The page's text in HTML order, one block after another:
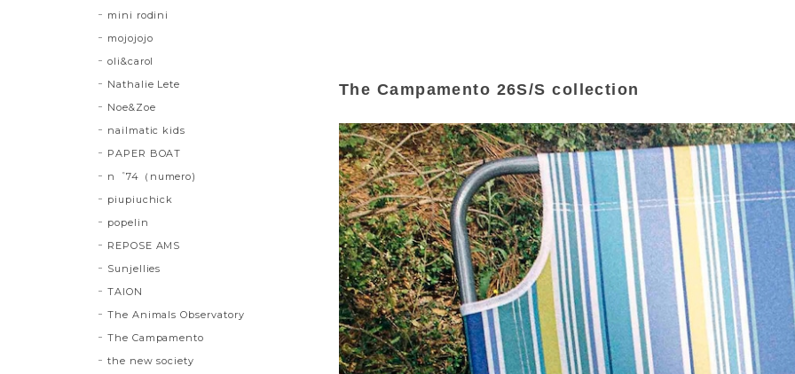
The Campamento 26S/S collection
mini rodini
mojojojo
oli&carol
Nathalie Lete
Noe&Zoe
nailmatic kids
PAPER BOAT
n゜74（numero)
piupiuchick
popelin
REPOSE AMS
Sunjellies
TAION
The Animals Observatory
The Campamento
the new society